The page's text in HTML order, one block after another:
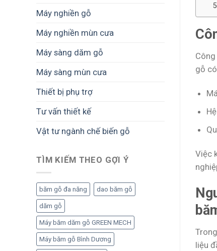
Máy nghiền gỗ
Máy nghiền mùn cưa
Máy sàng dăm gỗ
Máy sàng mùn cưa
Thiết bị phụ trợ
Tư vấn thiết kế
Vật tư ngành chế biến gỗ
TÌM KIẾM THEO GỢI Ý
băm gỗ đa năng dao băm gỗ
dăm gỗ
Máy băm dăm gỗ GREEN MECH
Máy băm gỗ Bình Dương
gỗ
Việc
liệu